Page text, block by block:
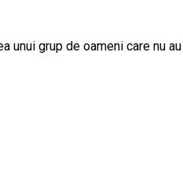
grup de oameni care nu